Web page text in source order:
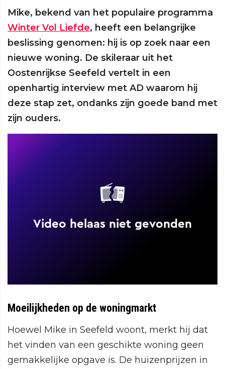
Mike, bekend van het populaire programma
Winter Vol Liefde, heeft een belangrijke
beslissing genomen: hij is op zoek naar een
nieuwe woning. De skileraar uit het
Oostenrijkse Seefeld vertelt in een
openhartig interview met AD waarom hij
deze stap zet, ondanks zijn goede band met
zijn ouders.
Moeilijkheden op de woningmarkt
Hoewel Mike in Seefeld woont, merkt hij dat
het vinden van een geschikte woning geen
gemakkelijke opgave is. De huizenprijzen in